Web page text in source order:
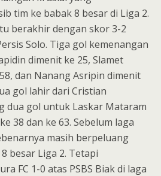
tim ke babak 8 besar di Liga 2.
berakhir dengan skor 3-2
Solo. Tiga gol kemenangan
dimenit ke 25, Slamet
dan Nanang Asripin dimenit
gol lahir dari Cristian
dua gol untuk Laskar Mataram
38 dan ke 63. Sebelum laga
masih berpeluang
besar Liga 2. Tetapi
FC 1-0 atas PSBS Biak di laga